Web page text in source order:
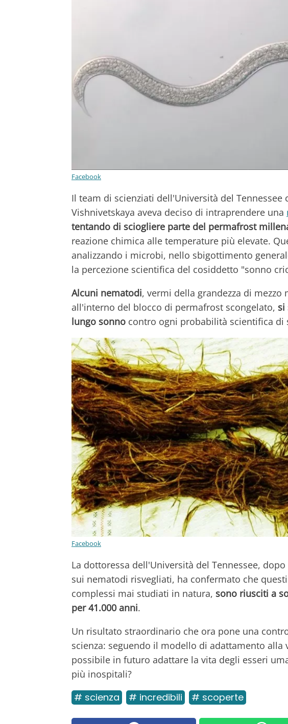
Facebook
Il team di scienziati dell'Università del
Vishnivetskaya aveva deciso di intraprendere una
tentando di sciogliere parte del permafrost
reazione chimica alle temperature più elevate.
analizzando i microbi, nello sbigottimento
la percezione scientifica del cosiddetto "sonno
Alcuni nematodi, vermi della grandezza di
all'interno del blocco di permafrost scongelato, si
lungo sonno contro ogni probabilità scientifica di
Facebook
La dottoressa dell'Università del Tennessee,
sui nematodi risvegliati, ha confermato che
complessi mai studiati in natura, sono riusciti a
per 41.000 anni.
Un risultato straordinario che ora pone una
scienza: seguendo il modello di adattamento alla
possibile in futuro adattare la vita degli esseri
più inospitali?
# scienza # incredibili # scoperte